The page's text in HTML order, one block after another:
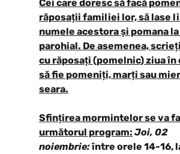
Cei care doresc să facă
răposații familiei lor, să lase
numele acestora și pomana
parohial. De asemenea,
cu răposați (pomelnic) ziua în
să fie pomeniți, marți sau
seara.
Sfințirea mormintelor se va
următorul program: Joi, 02
noiembrie:între orele 14-16,